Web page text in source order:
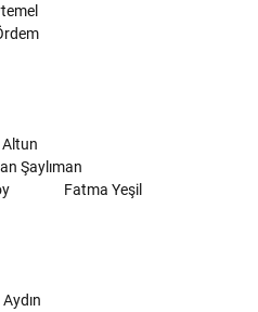
Şaylıman
Fatma Yeşil